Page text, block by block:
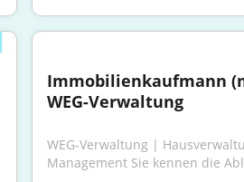
Immobilienkaufmann
WEG-Verwaltung
WEG-Verwaltung |
Management Sie kennen die